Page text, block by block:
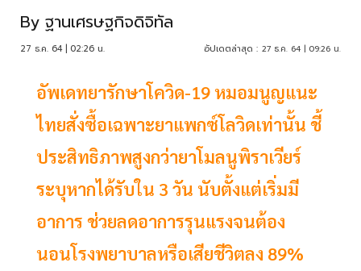
By ฐานเศรษฐกิจดิจิทัล
27 ธ.ค. 64 | 02:26 น. อัปเดตล่าสุด : 27 ธ.ค. 64 | 09:26 น.
อัพเดทยารักษาโควิด-19 หมอมนูญแนะ
ไทยสั่งซื้อเฉพาะยาแพกซ์โลวิดเท่านั้น ชี้
ประสิทธิภาพสูงกว่ายาโมลนูพิราเวียร์
ระบุหากได้รับใน 3 วัน นับตั้งแต่เริ่มมี
อาการ ช่วยลดอาการรุนแรงจนต้อง
นอนโรงพยาบาลหรือเสียชีวิตลง 89%